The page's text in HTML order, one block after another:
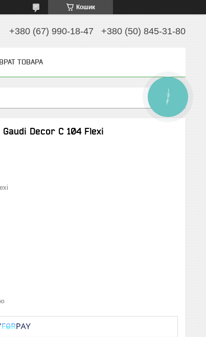
Кошик
+380 (67) 990-18-47 +380 (50) 845-31-80
ТОВАРА
Decor C 104 Flexi
КНОПКА
ЗВ'ЯЗКУ